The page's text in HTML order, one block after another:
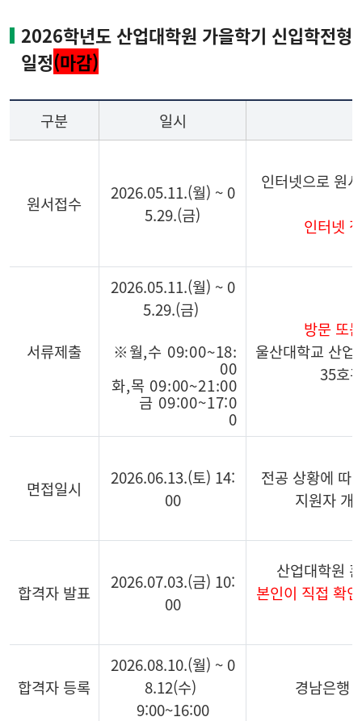
2026학년도 산업대학원 가을학기 신입학전형
일정(마감)
구분 일시
원서접수
2026.05.11.(월) ~ 0
5.29.(금)
인터넷으로 원
인터넷
서류제출
2026.05.11.(월) ~ 0
5.29.(금)
※월,수 09:00~18:
00
화,목 09:00~21:00
금 09:00~17:0
0
방문 또
울산대학교 산
35호
면접일시
2026.06.13.(토) 14:
00
전공 상황에 따
지원자 개
합격자 발표
2026.07.03.(금) 10:
00
산업대학원
본인이 직접 확
합격자 등록
2026.08.10.(월) ~ 0
8.12(수)
9:00~16:00
경남은행